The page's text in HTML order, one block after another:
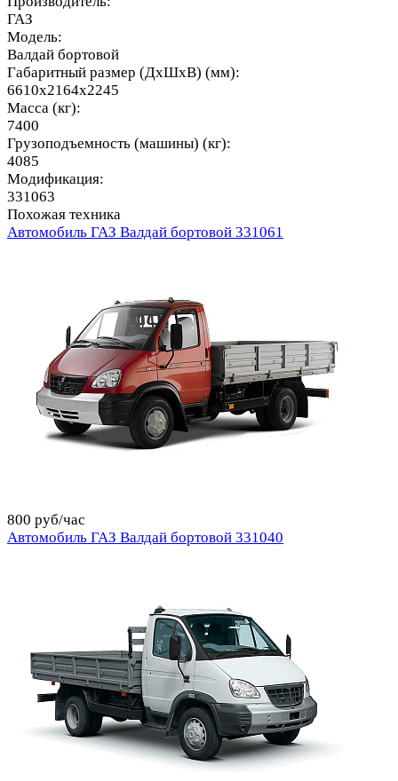
ГАЗ
Модель:
Валдай бортовой
Габаритный размер (ДхШхВ) (мм):
6610x2164x2245
Масса (кг):
7400
Грузоподъемность (машины) (кг):
4085
Модификация:
331063
Похожая техника
Автомобиль ГАЗ Валдай бортовой 331061
800 руб/час
Автомобиль ГАЗ Валдай бортовой 331040